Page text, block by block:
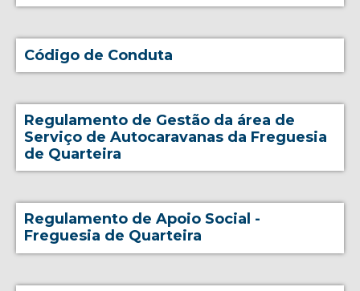
Código de Conduta
Regulamento de Gestão da área de
Serviço de Autocaravanas da Freguesia
de Quarteira
Regulamento de Apoio Social -
Freguesia de Quarteira